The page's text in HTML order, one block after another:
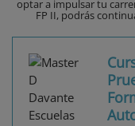
optar a impulsar tu
FP II, podrás